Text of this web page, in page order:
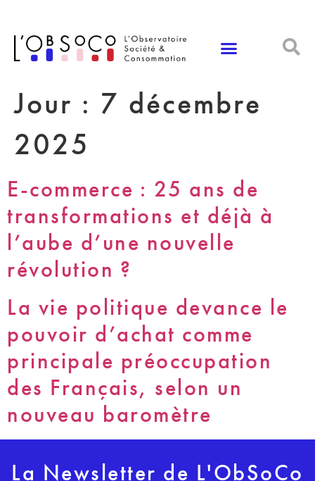
Jour : 7 décembre
2025
E-commerce : 25 ans de
transformations et déjà à
l’aube d’une nouvelle
révolution ?
La vie politique devance le
pouvoir d’achat comme
principale préoccupation
des Français, selon un
nouveau baromètre
La Newsletter de L'ObSoCo